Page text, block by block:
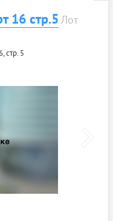
16 стр.5 Лот
стр. 5